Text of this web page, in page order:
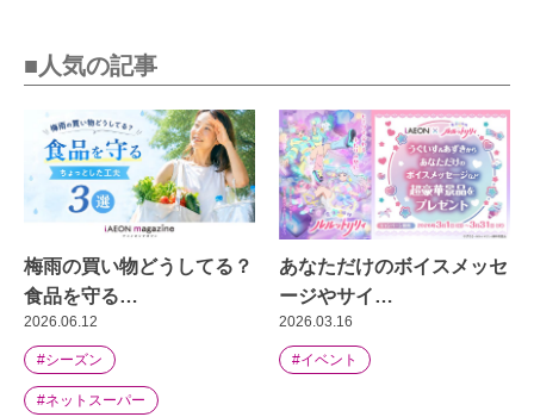
■人気の記事
梅雨の買い物どうしてる？
食品を守る…
2026.06.12
#シーズン
#ネットスーパー
あなただけのボイスメッセ
ージやサイ…
2026.03.16
#イベント